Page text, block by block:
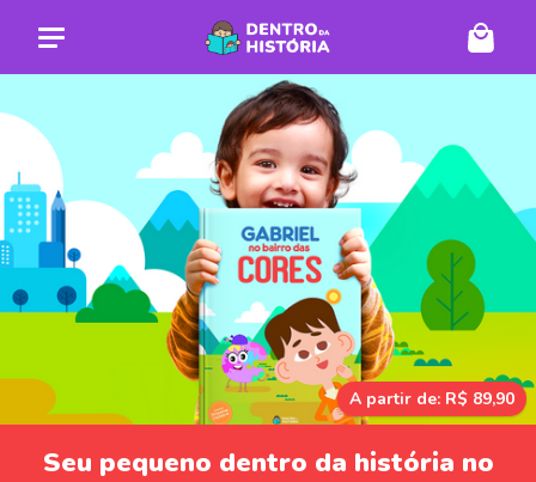
A partir de: R$ 89,90
Seu pequeno dentro da história no